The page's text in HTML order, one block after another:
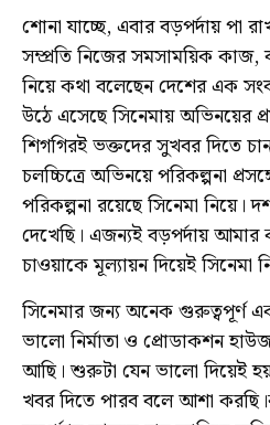
শোনা যাচ্ছে, এবার বড়পর্দায় পা
সম্প্রতি নিজের সমসাময়িক কাজ,
নিয়ে কথা বলেছেন দেশের এক
উঠে এসেছে সিনেমায় অভিনয়ের
শিগগিরই ভক্তদের সুখবর দিতে
চলচ্চিত্রে অভিনয়ে পরিকল্পনা
পরিকল্পনা রয়েছে সিনেমা
দেখেছি। এজন্যই বড়পর্দায়
চাওয়াকে মূল্যায়ন দিয়েই
সিনেমার জন্য অনেক গুরুত্বপূর্ণ
ভালো নির্মাতা ও প্রোডাকশন
আছি। শুরুটা যেন ভালো দিয়েই
খবর দিতে পারব বলে আশা